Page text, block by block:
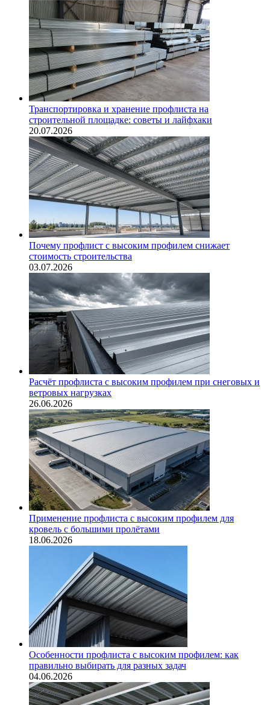
Транспортировка и хранение профлиста на
строительной площадке: советы и лайфхаки
20.07.2026
Почему профлист с высоким профилем снижает
стоимость строительства
03.07.2026
Расчёт профлиста с высоким профилем при снеговых и
ветровых нагрузках
26.06.2026
Применение профлиста с высоким профилем для
кровель с большими пролётами
18.06.2026
Особенности профлиста с высоким профилем: как
правильно выбирать для разных задач
04.06.2026